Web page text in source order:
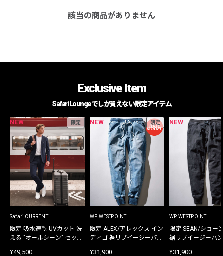
該当の商品がありません
Exclusive Item
Safari Loungeでしか買えない限定アイテム
NEW 限定
Safari CURRENT
限定 吸水速乾 UVカット 洗
える "オールシーン" セット
¥49,500
NEW 限定
WP WESTPOINT
限定 ALEX/アレックス イン
ディゴ 裾リブイージーパン
¥31,900
NEW
WP WESTPOINT
限定 SEAN/ショー
裾リブイージーパ
¥31,900